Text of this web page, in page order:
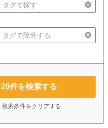
20件を検索する
検索条件をクリアする